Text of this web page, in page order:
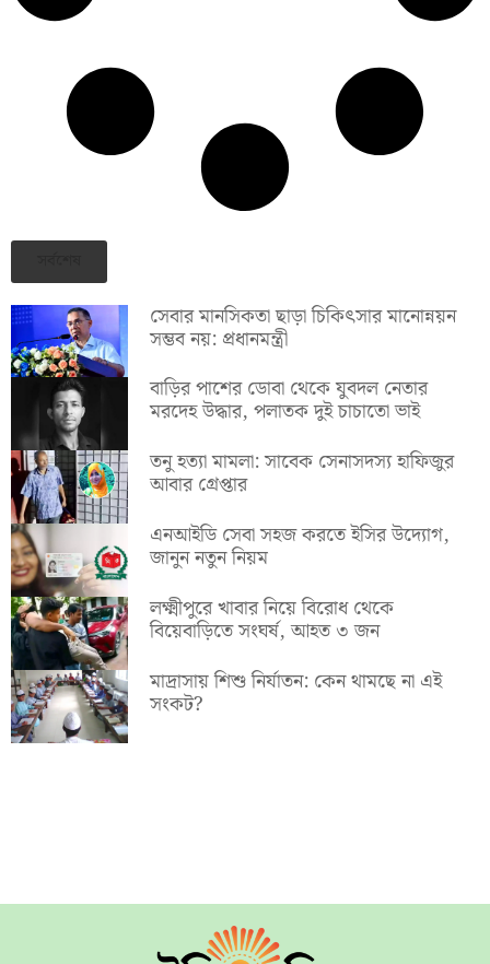
সেবার মানসিকতা ছাড়া চিকিৎসার মানোন্নয়ন
সম্ভব নয়: প্রধানমন্ত্রী
বাড়ির পাশের ডোবা থেকে যুবদল নেতার
মরদেহ উদ্ধার, পলাতক দুই চাচাতো ভাই
তনু হত্যা মামলা: সাবেক সেনাসদস্য হাফিজুর
আবার গ্রেপ্তার
এনআইডি সেবা সহজ করতে ইসির উদ্যোগ,
জানুন নতুন নিয়ম
লক্ষ্মীপুরে খাবার নিয়ে বিরোধ থেকে
বিয়েবাড়িতে সংঘর্ষ, আহত ৩ জন
মাদ্রাসায় শিশু নির্যাতন: কেন থামছে না এই
সংকট?